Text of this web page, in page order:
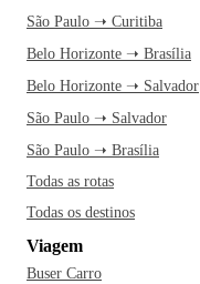
São Paulo ➝ Curitiba
Belo Horizonte ➝ Brasília
Belo Horizonte ➝ Salvador
São Paulo ➝ Salvador
São Paulo ➝ Brasília
Todas as rotas
Todas os destinos
Viagem
Buser Carro